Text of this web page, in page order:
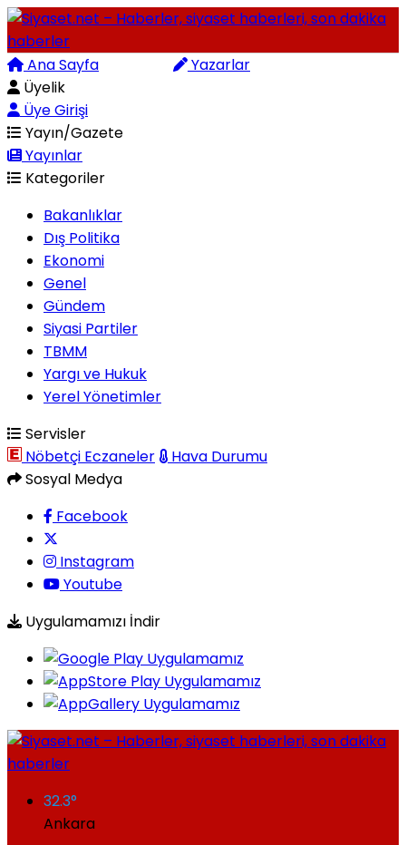
Ana Sayfa
Yazarlar
Üyelik
Üye Girişi
Yayın/Gazete
Yayınlar
Kategoriler
Bakanlıklar
Dış Politika
Ekonomi
Genel
Gündem
Siyasi Partiler
TBMM
Yargı ve Hukuk
Yerel Yönetimler
Servisler
Nöbetçi Eczaneler
Hava Durumu
Sosyal Medya
Facebook
Instagram
Youtube
Uygulamamızı İndir
32.3°
Ankara